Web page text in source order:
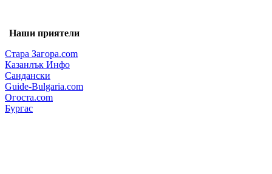
Наши приятели
Стара Загора.com
Казанлък Инфо
Сандански
Guide-Bulgaria.com
Огоста.com
Бургас